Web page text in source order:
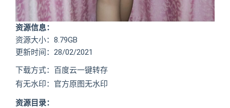
资源信息：
资源大小：8.79GB
更新时间：28/02/2021
下载方式：百度云一键转存
有无水印：官方原图无水印
资源目录：